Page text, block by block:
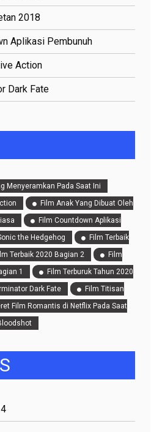
2018
Aplikasi Pembunuh
Action
Dark Fate
Menyeramkan Pada Saat Ini
Film Anak Yang Dibuat Oleh
Film Countdown Aplikasi
the Hedgehog
Film Terbaik
Terbaik 2020 Bagian 2
Film
1
Film Terburuk Tahun 2020
Dark Fate
Film Titisan
Film Romantis di Netflix Pada Saat